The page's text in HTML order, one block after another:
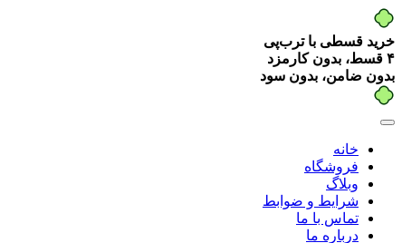
خرید قسطی با ترب‌پی
۴ قسط، بدون کارمزد
بدون ضامن، بدون سود
خانه
فروشگاه
وبلاگ
شرایط و ضوابط
تماس با ما
درباره ما